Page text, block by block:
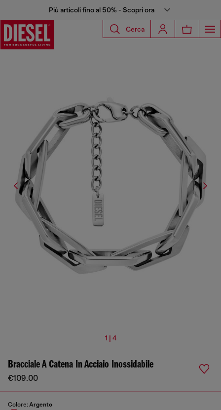
Più articoli fino al 50% - Scopri ora
Cerca
1 | 4
Bracciale A Catena In Acciaio Inossidabile
€109.00
Colore: Argento